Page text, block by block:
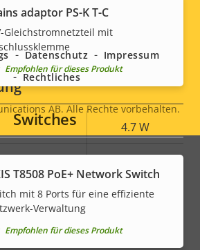
Eigentumswert
4.7 W
-
8-28 V
adaptor PS-K T-C
Gleichstromnetzteil mit
Empfohlen für dieses Produkt
Switches
T8508 PoE+ Network Switch
mit 8 Ports für eine effiziente
Verwaltung
Empfohlen für dieses Produkt
AB. Alle Rechte vorbehalten.
Datenschutz
Impressum
Rechtliches